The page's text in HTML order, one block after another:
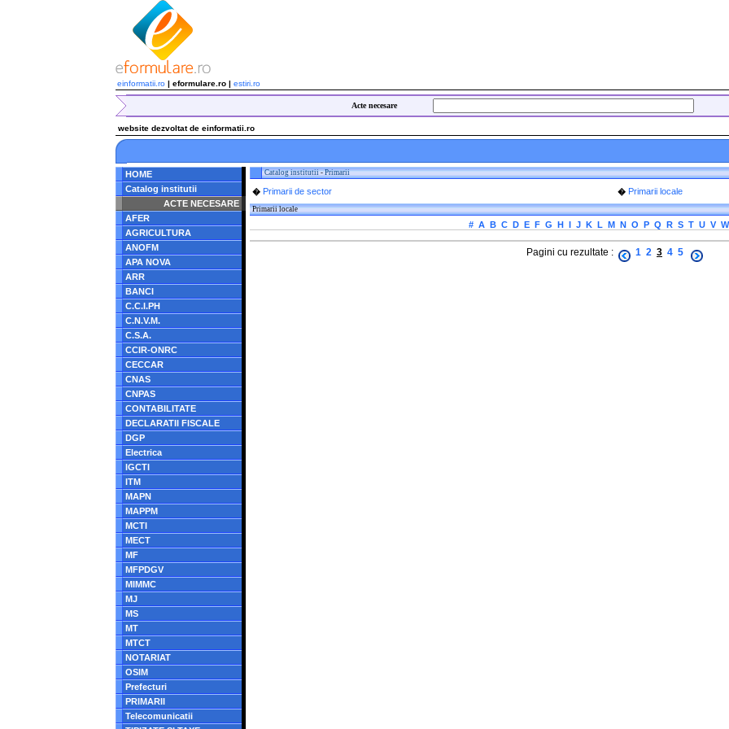
einformatii.ro | eformulare.ro | estiri.ro
Acte necesare
website dezvoltat de einformatii.ro
HOME
Catalog institutii
ACTE NECESARE
AFER
AGRICULTURA
ANOFM
APA NOVA
ARR
BANCI
C.C.I.PH
C.N.V.M.
C.S.A.
CCIR-ONRC
CECCAR
CNAS
CNPAS
CONTABILITATE
DECLARATII FISCALE
DGP
Electrica
IGCTI
ITM
MAPN
MAPPM
MCTI
MECT
MF
MFPDGV
MIMMC
MJ
MS
MT
MTCT
NOTARIAT
OSIM
Prefecturi
PRIMARII
Telecomunicatii
Catalog institutii-Primarii
� Primarii de sector � Primarii locale
Primarii locale
# A B C D E F G H I J K L M N O P Q R S T U V W
Pagini cu rezultate : 1 2 3 4 5